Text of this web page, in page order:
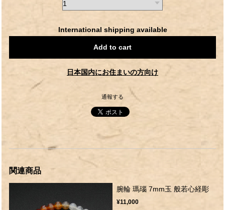
International shipping available
Add to cart
日本国内にお住まいの方向け
通報する
関連商品
腕輪 瑪瑙 7mm玉 般若心経彫
¥11,000